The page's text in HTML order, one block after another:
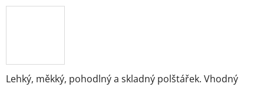
Lehký, měkký, pohodlný a skladný polštářek. Vhodný